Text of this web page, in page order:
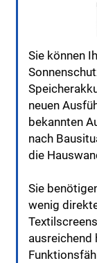
Sie können
neuen
bekannten
nach
die
Sie
wenig
ausreichend